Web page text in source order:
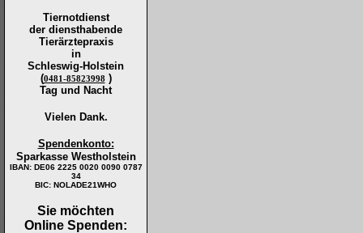
Tiernotdienst
der diensthabende
Tierärztepraxis
in
Schleswig-Holstein
(0481-85823998 )
Tag und Nacht
Vielen Dank.
Spendenkonto:
Sparkasse Westholstein
IBAN: DE06 2225 0020 0090 0787
34
BIC: NOLADE21WHO
Sie möchten
Online Spenden: